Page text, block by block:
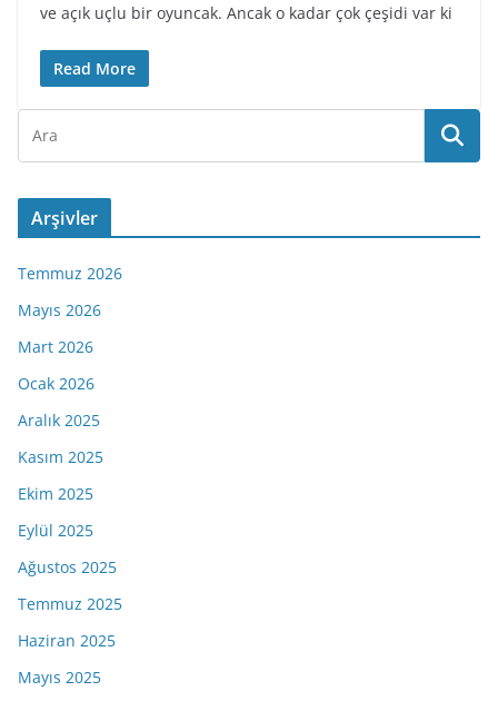
ve açık uçlu bir oyuncak. Ancak o kadar çok çeşidi var ki
Read More
Arşivler
Temmuz 2026
Mayıs 2026
Mart 2026
Ocak 2026
Aralık 2025
Kasım 2025
Ekim 2025
Eylül 2025
Ağustos 2025
Temmuz 2025
Haziran 2025
Mayıs 2025